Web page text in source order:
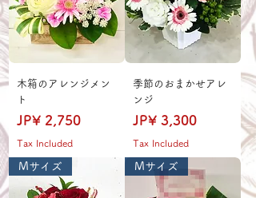
木箱のアレンジメン
ト
Price
JP¥ 2,750
Tax Included
季節のおまかせアレ
ンジ
Price
JP¥ 3,300
Tax Included
Mサイズ Mサイズ